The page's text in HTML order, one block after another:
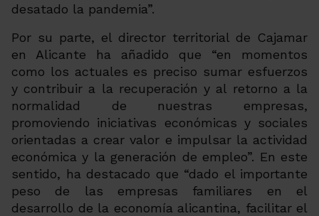
desatado la pandemia”.
Por su parte, el director territorial de Cajamar
en Alicante ha añadido que “en momentos
como los actuales es preciso sumar esfuerzos
y contribuir a la recuperación y al retorno a la
normalidad de nuestras empresas,
promoviendo iniciativas económicas y sociales
orientadas a crear valor e impulsar la actividad
económica y la generación de empleo”. En este
sentido, ha destacado que “dado el importante
peso de las empresas familiares en el
desarrollo de la economía alicantina, facilitar el